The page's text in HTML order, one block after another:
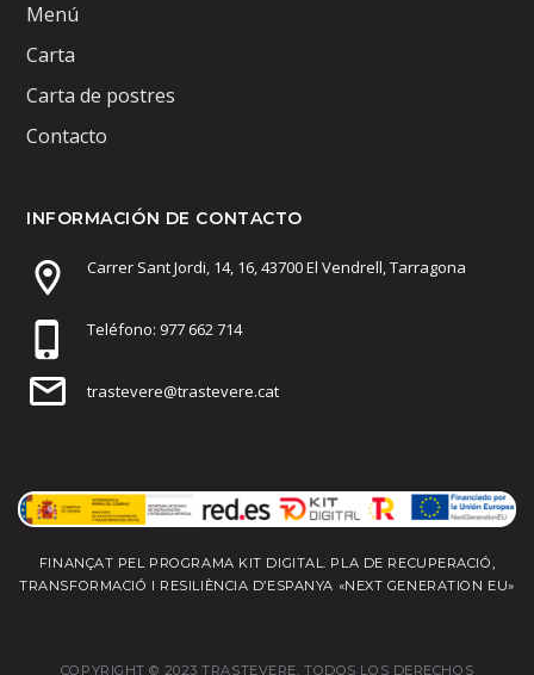
Menú
Carta
Carta de postres
Contacto
INFORMACIÓN DE CONTACTO
Carrer Sant Jordi, 14, 16, 43700 El Vendrell, Tarragona
Teléfono: 977 662 714
trastevere@trastevere.cat
FINANÇAT PEL PROGRAMA KIT DIGITAL. PLA DE RECUPERACIÓ,
TRANSFORMACIÓ I RESILIÈNCIA D’ESPANYA «NEXT GENERATION EU»
COPYRIGHT © 2023 TRASTEVERE. TODOS LOS DERECHOS